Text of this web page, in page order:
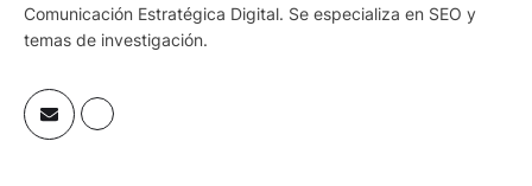
Comunicación Estratégica Digital. Se especializa en SEO y
temas de investigación.